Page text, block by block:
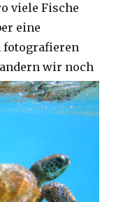
viele Fische
eine
fotografieren
wir noch